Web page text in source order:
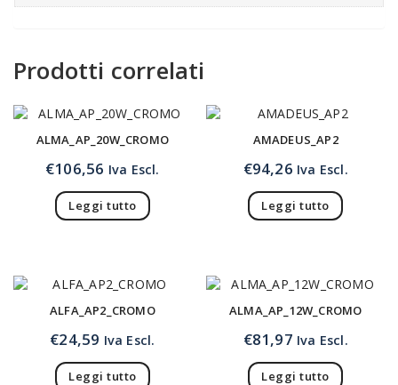
Prodotti correlati
ALMA_AP_20W_CROMO
€106,56 Iva Escl.
Leggi tutto
AMADEUS_AP2
€94,26 Iva Escl.
Leggi tutto
ALFA_AP2_CROMO
€24,59 Iva Escl.
Leggi tutto
ALMA_AP_12W_CROMO
€81,97 Iva Escl.
Leggi tutto